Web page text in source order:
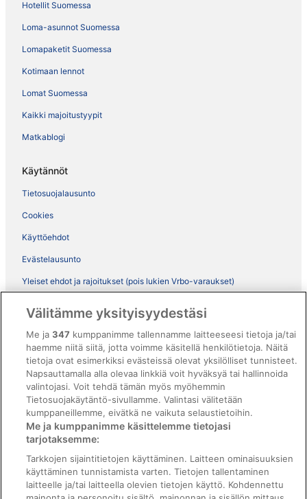
Hotellit Suomessa
Loma-asunnot Suomessa
Lomapaketit Suomessa
Kotimaan lennot
Lomat Suomessa
Kaikki majoitustyypit
Matkablogi
Käytännöt
Tietosuojalausunto
Cookies
Käyttöehdot
Evästelausunto
Yleiset ehdot ja rajoitukset (pois lukien Vrbo-varaukset)
ebookers BONUS+ -ohjelman ehdot
Oikeudelliset tiedot / ota meihin yhteyttä
Sisältövaatimukset ja ilmoituksen tekeminen sisällöstä
Tuki
Ota yhteyttä
Varauksen muuttaminen tai peruuttaminen
Varaa lento lentoyhtiön hyvityskupongeilla
Välitämme yksityisyydestäsi
Me ja347 kumppanimme tallennamme laitteeseesi tietoja ja/tai
haemme niitä siitä, jotta voimme käsitellä henkilötietoja. Näitä
tietoja ovat esimerkiksi evästeissä olevat yksilölliset tunnisteet.
Napsauttamalla alla olevaa linkkiä voit hyväksyä tai hallinnoida
valintojasi. Voit tehdä tämän myös myöhemmin
Tietosuojakäytäntö-sivullamme. Valintasi välitetään
kumppaneillemme, eivätkä ne vaikuta selaustietoihin.
Me ja kumppanimme käsittelemme tietojasi
tarjotaksemme:
Tarkkojen sijaintitietojen käyttäminen. Laitteen ominaisuuksien
käyttäminen tunnistamista varten. Tietojen tallentaminen
laitteelle ja/tai laitteella olevien tietojen käyttö. Kohdennettu